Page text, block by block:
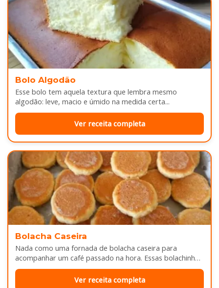
Bolo Algodão
Esse bolo tem aquela textura que lembra mesmo
algodão: leve, macio e úmido na medida certa...
Ver receita completa
Bolacha Caseira
Nada como uma fornada de bolacha caseira para
acompanhar um café passado na hora. Essas bolachinhas
ficam levemente douradas por…
Ver receita completa